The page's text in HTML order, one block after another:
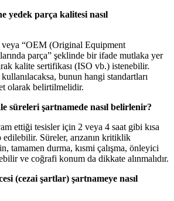
yedek parça kalitesi nasıl
“OEM (Original Equipment
parça” şeklinde bir ifade mutlaka yer
kalite sertifikası (ISO vb.) istenebilir.
bunun hangi standartları
olarak belirtilmelidir.
süreleri şartnamede nasıl belirlenir?
ettiği tesisler için 2 veya 4 saat gibi kısa
edilebilir. Süreler, arızanın kritiklik
tamamen durma, kısmi çalışma, önleyici
ve coğrafi konum da dikkate alınmalıdır.
(cezai şartlar) şartnameye nasıl